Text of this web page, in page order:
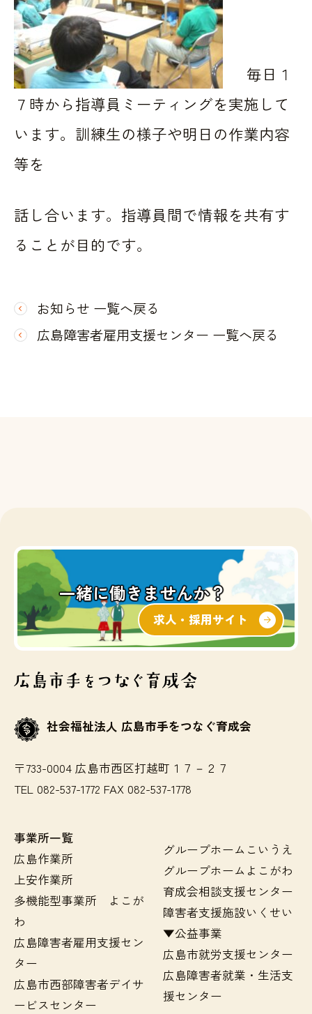
毎日１
７時から指導員ミーティングを実施して
います。訓練生の様子や明日の作業内容
等を
話し合います。指導員間で情報を共有す
ることが目的です。
お知らせ 一覧へ戻る
広島障害者雇用支援センター 一覧へ戻る
一緒に働きませんか？
求人・採用サイト
社会福祉法人 広島市手をつなぐ育成会
〒733-0004 広島市西区打越町１７－２７
TEL 082-537-1772 FAX 082-537-1778
事業所一覧
広島作業所
上安作業所
多機能型事業所 よこが
わ
広島障害者雇用支援セン
ター
広島市西部障害者デイサ
ービスセンター
グループホームこいうえ
グループホームよこがわ
育成会相談支援センター
障害者支援施設いくせい
▼公益事業
広島市就労支援センター
広島障害者就業・生活支
援センター